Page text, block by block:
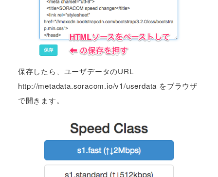
保存したら、ユーザデータのURL
http://metadata.soracom.io/v1/userdata をブラウザ
で開きます。